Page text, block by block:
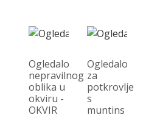
Ogledalo
nepravilnog
oblika u
okviru -
OKVIR
Ogledalo
za
potkrovlje
s
muntins